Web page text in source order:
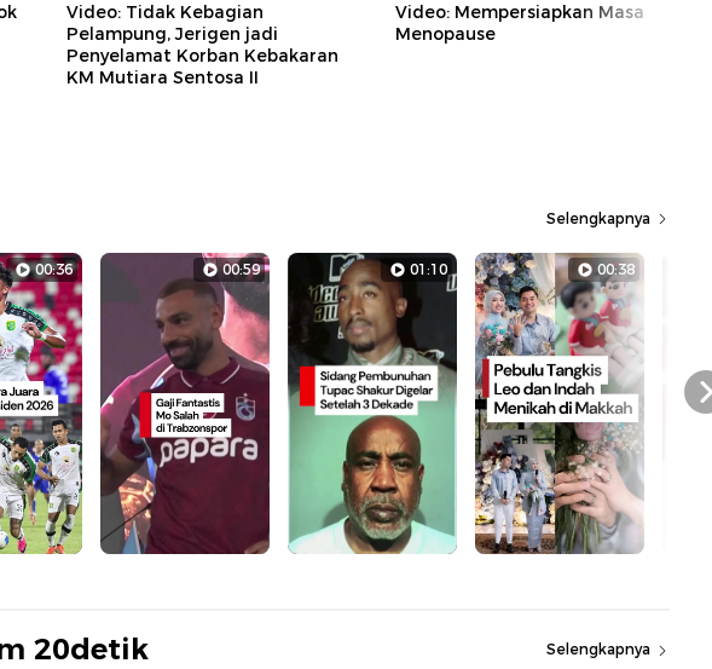
Video: Tidak Kebagian
Pelampung, Jerigen jadi
Penyelamat Korban Kebakaran
KM Mutiara Sentosa II
Video: Mempersiapkan Masa
Menopause
Selengkapnya
00:36 00:59 01:10 00:38
20detik Selengkapnya